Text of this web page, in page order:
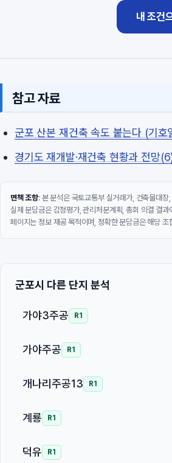
내 조건
참고 자료
군포 산본 재건축 속도 붙는다 (기호
경기도 재개발·재건축 현황과 전망
면책 조항: 본 분석은 국토교통부 실거래가, 건축물대
실제 분담금은 감정평가, 관리처분계획, 총회 의결 결
페이지는 정보 제공 목적이며, 정확한 분담금은 해당
군포시 다른 단지 분석
가야3주공 R1
가야주공 R1
개나리주공13 R1
계룡 R1
덕유 R1